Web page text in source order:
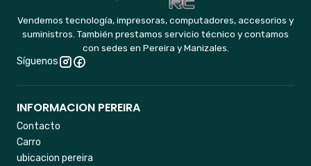
Vendemos tecnología, impresoras, computadores, accesorios y
suministros. También prestamos servicio técnico y contamos
con sedes en Pereira y Manizales.
Síguenos
INFORMACION PEREIRA
Contacto
Carro
ubicacion pereira